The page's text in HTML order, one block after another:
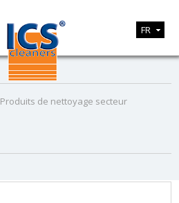
FR
Produits de nettoyage secteur